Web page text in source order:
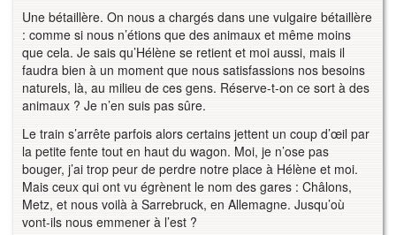
Une bétaillère. On nous a chargés dans une vulgaire bétaillère
: comme si nous n’étions que des animaux et même moins
que cela. Je sais qu’Hélène se retient et moi aussi, mais il
faudra bien à un moment que nous satisfassions nos besoins
naturels, là, au milieu de ces gens. Réserve-t-on ce sort à des
animaux ? Je n’en suis pas sûre.
Le train s’arrête parfois alors certains jettent un coup d’œil par
la petite fente tout en haut du wagon. Moi, je n’ose pas
bouger, j’ai trop peur de perdre notre place à Hélène et moi.
Mais ceux qui ont vu égrènent le nom des gares : Châlons,
Metz, et nous voilà à Sarrebruck, en Allemagne. Jusqu’où
vont-ils nous emmener à l’est ?